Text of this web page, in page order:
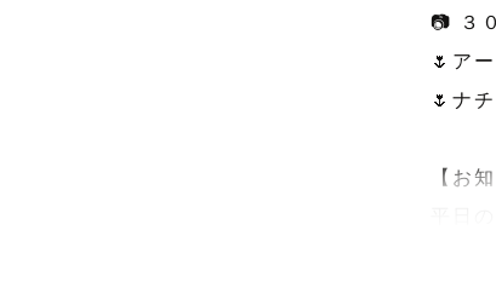
📷 ３
🌷ア
🌷ナ
【お
リピ